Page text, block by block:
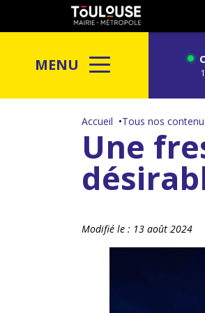
Gestion de vos préférences sur les
au
principal
Toulouse
MENU
Accueil Tous nos
Une
Modifié le : 13 août 2024